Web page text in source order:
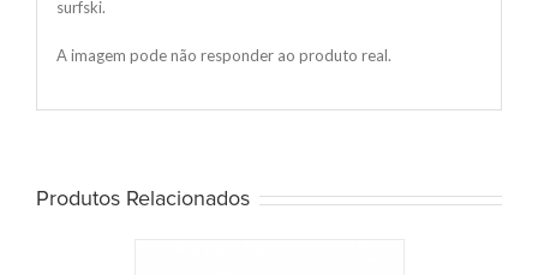
surfski.
A imagem pode não responder ao produto real.
Produtos Relacionados